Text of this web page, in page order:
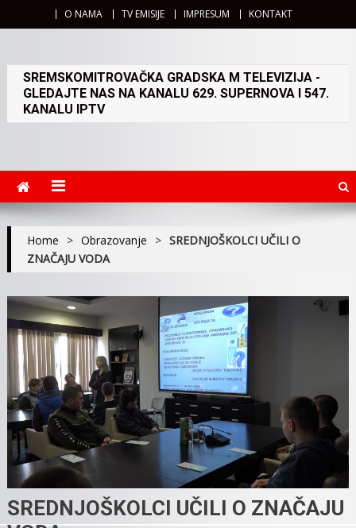
O NAMA TV EMISIJE IMPRESUM KONTAKT
SREMSKOMITROVAČKA GRADSKA M TELEVIZIJA -
GLEDAJTE NAS NA KANALU 629. SUPERNOVA I 547.
KANALU IPTV
Home > Obrazovanje > SREDNJOŠKOLCI UČILI O
ZNAČAJU VODA
SREDNJOŠKOLCI UČILI O ZNAČAJU